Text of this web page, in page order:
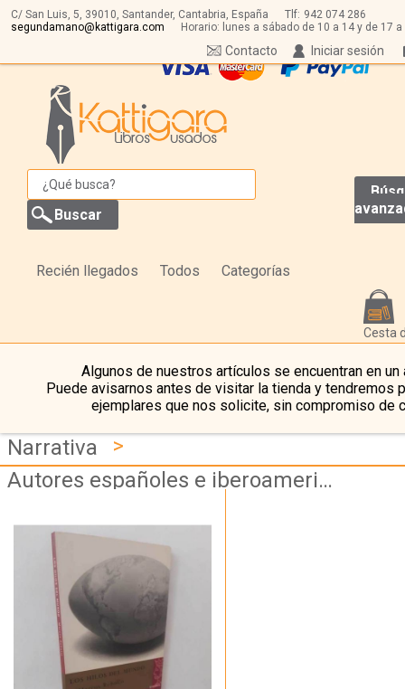
C/ San Luis, 5, 39010, Santander, Cantabria, España Tlf: 942 074 286
segundamano@kattigara.com
Horario: lunes a sábado de 10 a 14 y de 17 a
Iniciar sesión
Contacto
Recién llegados Todos Categorías
Cesta
Algunos de nuestros artículos se encuentran en un
Puede avisarnos antes de visitar la tienda y tendremos
ejemplares que nos solicite, sin compromiso de
Narrativa
>
Autores españoles e iberoamericanos